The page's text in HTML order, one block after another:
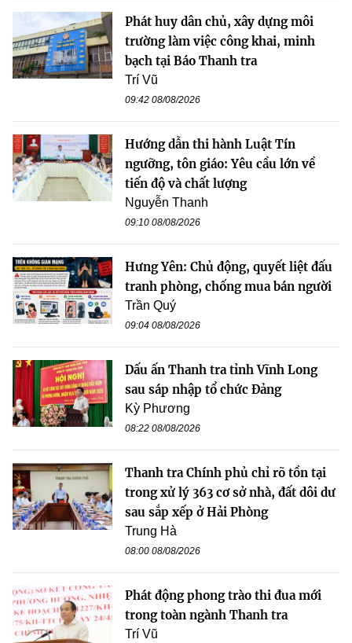
Phát huy dân chủ, xây dựng môi
trường làm việc công khai, minh
bạch tại Báo Thanh tra
Trí Vũ
09:42 08/08/2026
Hướng dẫn thi hành Luật Tín
ngưỡng, tôn giáo: Yêu cầu lớn về
tiến độ và chất lượng
Nguyễn Thanh
09:10 08/08/2026
Hưng Yên: Chủ động, quyết liệt đấu
tranh phòng, chống mua bán người
Trần Quý
09:04 08/08/2026
Dấu ấn Thanh tra tỉnh Vĩnh Long
sau sáp nhập tổ chức Đảng
Kỳ Phương
08:22 08/08/2026
Thanh tra Chính phủ chỉ rõ tồn tại
trong xử lý 363 cơ sở nhà, đất dôi dư
sau sắp xếp ở Hải Phòng
Trung Hà
08:00 08/08/2026
Phát động phong trào thi đua mới
trong toàn ngành Thanh tra
Trí Vũ